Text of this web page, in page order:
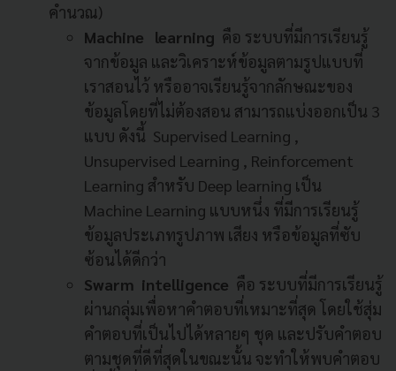
คำนวณ)
Machine learning คือ ระบบที่มีการเรียนรู้
จากข้อมูล และวิเคราะห์ข้อมูลตามรูปแบบที่
เราสอนไว้ หรืออาจเรียนรู้จากลักษณะของ
ข้อมูลโดยที่ไม่ต้องสอน สามารถแบ่งออกเป็น 3
แบบ ดังนี้ Supervised Learning ,
Unsupervised Learning , Reinforcement
Learning สำหรับ Deep learning เป็น
Machine Learning แบบหนึ่ง ที่มีการเรียนรู้
ข้อมูลประเภทรูปภาพ เสียง หรือข้อมูลที่ซับ
ซ้อนได้ดีกว่า
Swarm intelligence คือ ระบบที่มีการเรียนรู้
ผ่านกลุ่มเพื่อหาคำตอบที่เหมาะที่สุด โดยใช้สุ่ม
คำตอบที่เป็นไปได้หลายๆ ชุด และปรับคำตอบ
ตามชุดที่ดีที่สุดในขณะนั้น จะทำให้พบคำตอบ